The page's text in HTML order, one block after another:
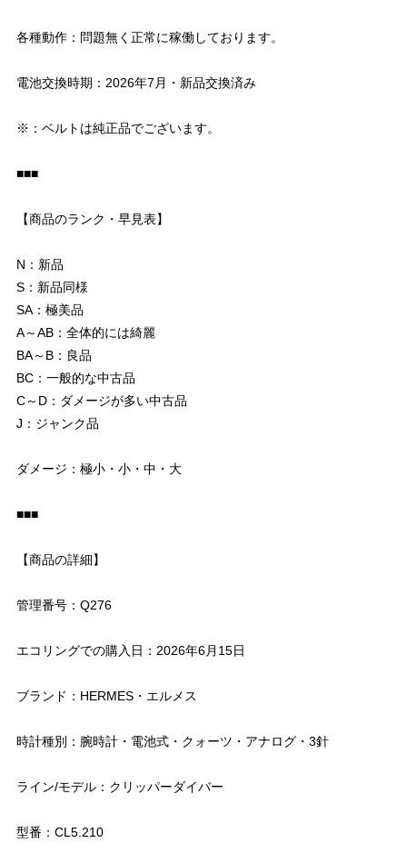
各種動作：問題無く正常に稼働しております。
電池交換時期：2026年7月・新品交換済み
※：ベルトは純正品でございます。
■■■
【商品のランク・早見表】
N：新品
S：新品同様
SA：極美品
A～AB：全体的には綺麗
BA～B：良品
BC：一般的な中古品
C～D：ダメージが多い中古品
J：ジャンク品
ダメージ：極小・小・中・大
■■■
【商品の詳細】
管理番号：Q276
エコリングでの購入日：2026年6月15日
ブランド：HERMES・エルメス
時計種別：腕時計・電池式・クォーツ・アナログ・3針
ライン/モデル：クリッパーダイバー
型番：CL5.210